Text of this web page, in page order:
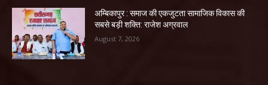
अम्बिकापुर : समाज की एकजुटता सामाजिक विकास की
सबसे बड़ी शक्ति: राजेश अग्रवाल
August 7, 2026